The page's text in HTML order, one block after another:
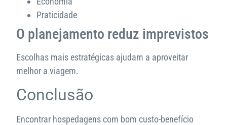
Praticidade
O planejamento reduz imprevistos
Escolhas mais estratégicas ajudam a aproveitar
melhor a viagem.
Conclusão
Encontrar hospedagens com bom custo-benefício